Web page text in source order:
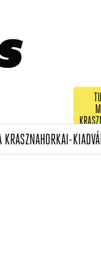
KRASZNAHORKAI-